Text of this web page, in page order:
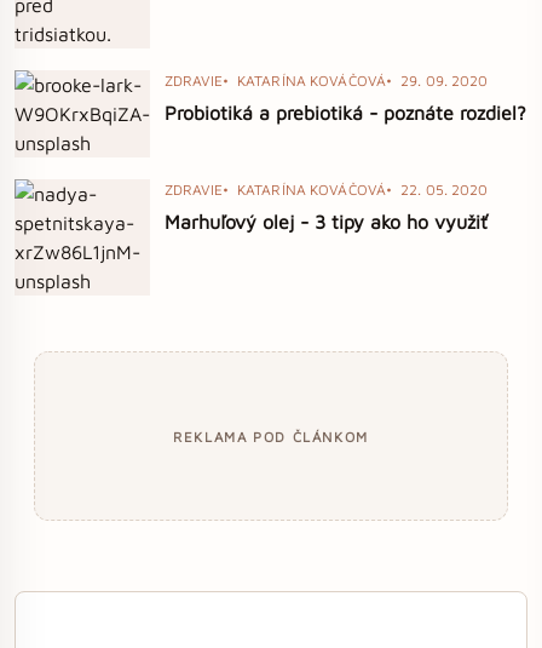
ZDRAVIE KATARÍNA KOVÁČOVÁ 29. 09. 2020
Probiotiká a prebiotiká - poznáte rozdiel?
ZDRAVIE KATARÍNA KOVÁČOVÁ 22. 05. 2020
Marhuľový olej - 3 tipy ako ho využiť
REKLAMA POD ČLÁNKOM